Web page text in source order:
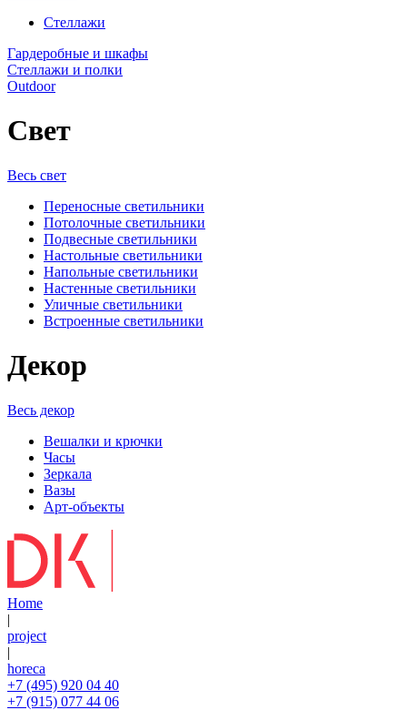
Стеллажи
Гардеробные и шкафы
Стеллажи и полки
Outdoor
Свет
Весь свет
Переносные светильники
Потолочные светильники
Подвесные светильники
Настольные светильники
Напольные светильники
Настенные светильники
Уличные светильники
Встроенные светильники
Декор
Весь декор
Вешалки и крючки
Часы
Зеркала
Вазы
Арт-объекты
Home
|
project
|
horeca
+7 (495) 920 04 40
+7 (915) 077 44 06